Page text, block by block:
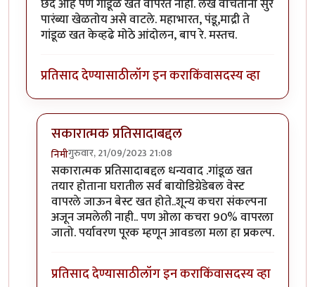
पारंब्या खेळतोय असे वाटले. महाभारत, पंडू,माद्री ते
गांडूळ खत केव्हढे मोठे आंदोलन, बाप रे. मस्तच.
प्रतिसाद देण्यासाठीलॉग इन कराकिंवासदस्य व्हा
सकारात्मक प्रतिसादाबद्दल
निमीगुरुवार, 21/09/2023 21:08
In reply toबागवानीचा....byकर्नलतपस्वी
सकारात्मक प्रतिसादाबद्दल धन्यवाद .गांडूळ खत
तयार होताना घरातील सर्व बायोडिग्रेडेबल वेस्ट
वापरले जाऊन बेस्ट खत होते..शून्य कचरा संकल्पना
अजून जमलेली नाही.. पण ओला कचरा 90% वापरला
जातो. पर्यावरण पूरक म्हणून आवडला मला हा प्रकल्प.
प्रतिसाद देण्यासाठीलॉग इन कराकिंवासदस्य व्हा